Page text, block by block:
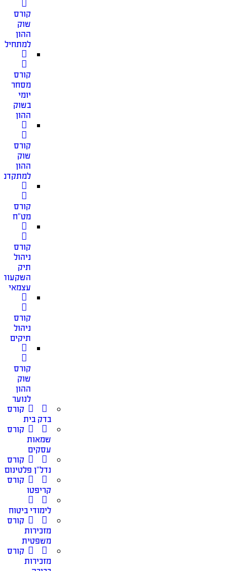
קורס
שוק
ההון
קורס
מסחר
יומי
בשוק
ההון
קורס
שוק
ההון
קורס
מט”ח
קורס
ניהול
תיק
השקעות
עצמאי
קורס
ניהול
תיקים
קורס
שוק
ההון
לנוער
קורס
בדק בית
קורס
שמאות
עסקים
קורס
נדל”ן פלטינום
קורס
קריפטו
לימודי ביטוח
קורס
מזכירות
משפטית
קורס
מזכירות